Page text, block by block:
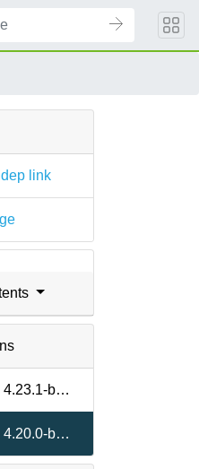
link
4.23.1-bp160.1.9
4.20.0-bp156.2.1